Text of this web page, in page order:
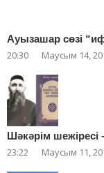
Ауызашар сөзі
20:30 Маусым 14,
Шәкәрім
23:22 Маусым 11,